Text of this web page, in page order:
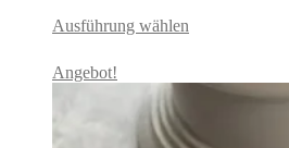
Ausführung wählen
Angebot!